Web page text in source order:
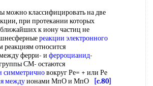
классифицировать на две
при протекании которых
к иону частиц не
реакции электронного
реакциям относится
ферри- и ферроцианид-
СМ- остаются
симметричновокруг Ре= + или Ре
междуионами МпО и МпО
[c.80]